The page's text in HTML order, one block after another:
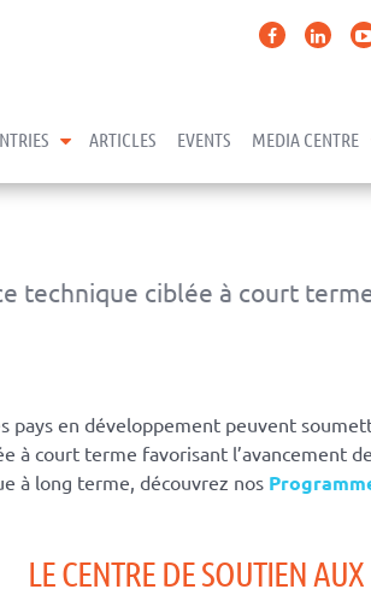
expand child menu
ARTICLES EVENTS MEDIA CENTRE
technique ciblée à court
pays en développement peuvent
à court terme favorisant l’avancement
à long terme, découvrez nos
LE CENTRE DE SOUTIEN